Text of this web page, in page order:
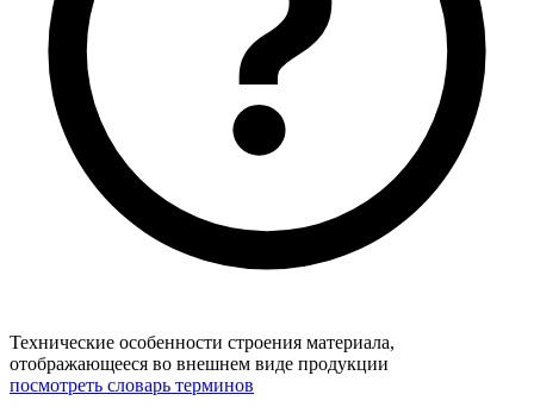
Технические особенности строения материала,
отображающееся во внешнем виде продукции
посмотреть словарь терминов